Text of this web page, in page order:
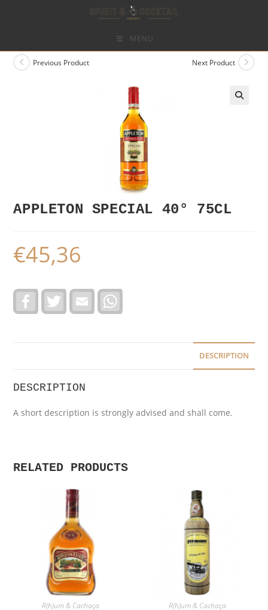
MENU
Previous Product Next Product
APPLETON SPECIAL 40° 75CL
€45,36
c
T
i
E
a
a
DESCRIPTION
DESCRIPTION
A short description is strongly advised and shall come.
RELATED PRODUCTS
R(h)um & Cachaça R(h)um & Cachaça